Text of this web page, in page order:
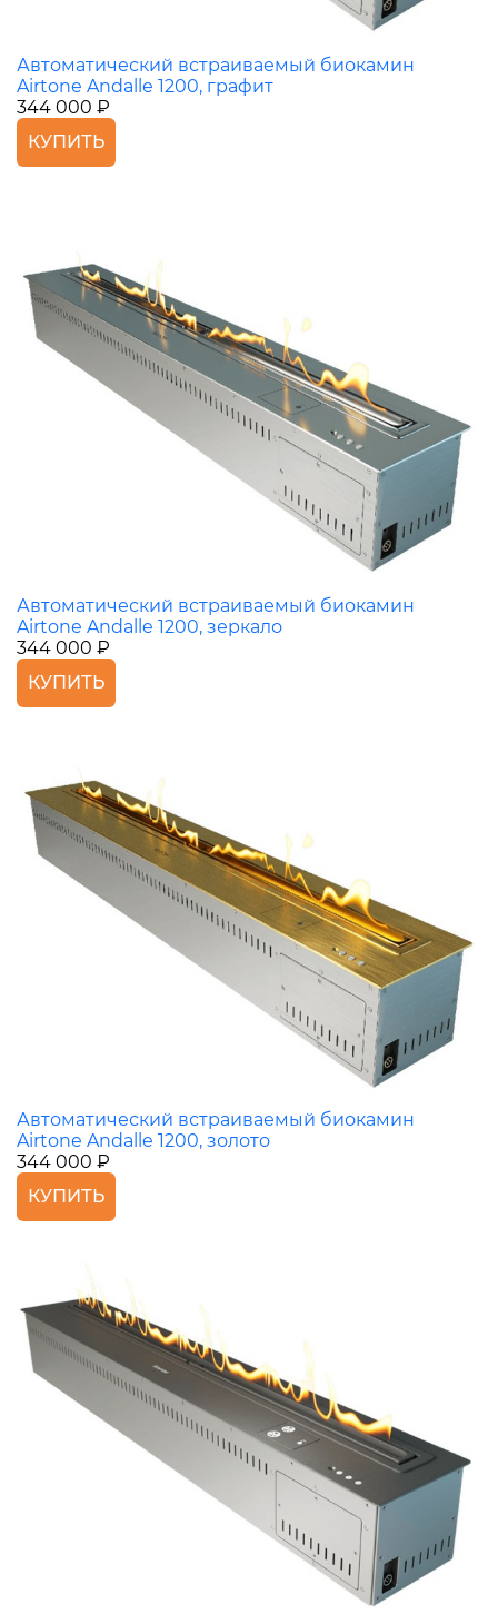
Автоматический встраиваемый биокамин
Airtone Andalle 1200, графит
344 000 ₽
КУПИТЬ
Автоматический встраиваемый биокамин
Airtone Andalle 1200, зеркало
344 000 ₽
КУПИТЬ
Автоматический встраиваемый биокамин
Airtone Andalle 1200, золото
344 000 ₽
КУПИТЬ